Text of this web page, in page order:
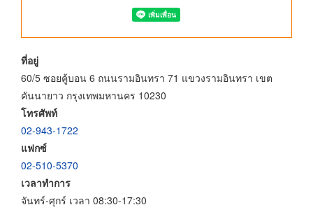
ที่อยู่
60/5 ซอยคู้บอน 6 ถนนรามอินทรา 71 แขวงรามอินทรา เขต
คันนายาว กรุงเทพมหานคร 10230
โทรศัพท์
02-943-1722
แฟกซ์
02-510-5370
เวลาทำการ
จันทร์-ศุกร์ เวลา 08:30-17:30